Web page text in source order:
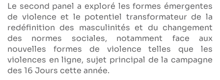
Le second panel a exploré les formes émergentes
de violence et le potentiel transformateur de la
redéfinition des masculinités et du changement
des normes sociales, notamment face aux
nouvelles formes de violence telles que les
violences en ligne, sujet principal de la campagne
des 16 Jours cette année.